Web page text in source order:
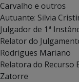
Carvalho e outros
Autuante: Silvia
Julgador de 1ª
Relator do
Rodrigues Mariano
Relatora do Recurso
Zatorre